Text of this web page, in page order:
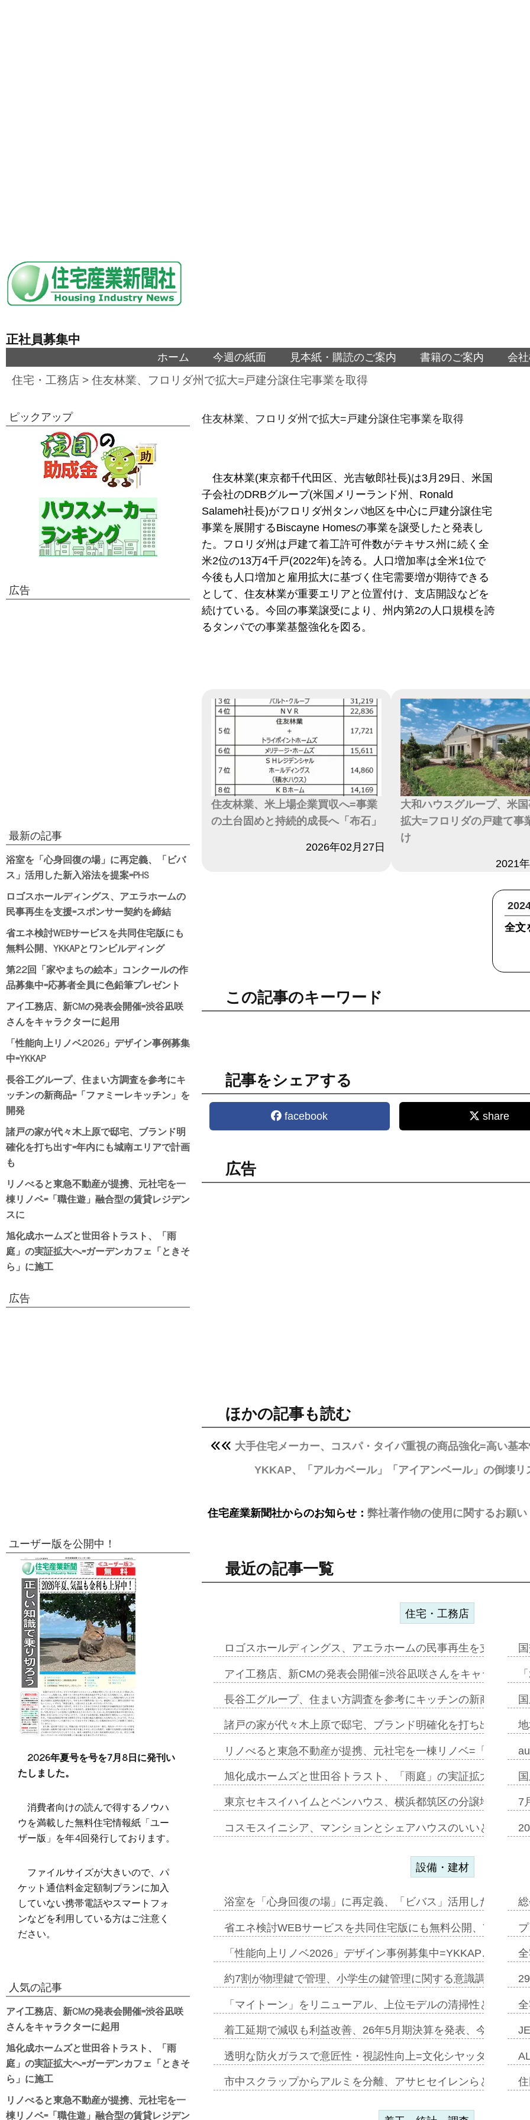
正社員募集中
ホーム 今週の紙面 見本紙・購読のご案内 書籍のご案内 会
住宅・工務店 > 住友林業、フロリダ州で拡大=戸建分譲住宅事業を取得
住友林業、フロリダ州で拡大=戸建分譲住宅事業を取得
住友林業(東京都千代田区、光吉敏郎社長)は3月29日、米国
子会社のDRBグループ(米国メリーランド州、Ronald
Salameh社長)がフロリダ州タンパ地区を中心に戸建分譲住宅
事業を展開するBiscayne Homesの事業を譲受したと発表し
た。フロリダ州は戸建て着工許可件数がテキサス州に続く全
米2位の13万4千戸(2022年)を誇る。人口増加率は全米1位で
今後も人口増加と雇用拡大に基づく住宅需要増が期待できる
として、住友林業が重要エリアと位置付け、支店開設などを
続けている。今回の事業譲受により、州内第2の人口規模を誇
るタンパでの事業基盤強化を図る。
住友林業、米上場企業買収へ=事業
の土台固めと持続的成長へ「布石」
2026年02月27日
大和ハウスグループ、米
拡大=フロリダの戸建て事
け
2021
全文
この記事のキーワード
記事をシェアする
facebook share
広告
ほかの記事も読む
大手住宅メーカー、コスパ・タイパ重視の商品強化=高い基
YKKAP、「アルカベール」「アイアンベール」の倒壊
住宅産業新聞社からのお知らせ： 弊社著作物の使用に関するお願い
最近の記事一覧
住宅・工務店
ロゴスホールディングス、アエラホームの民事再生を支援=ス
アイ工務店、新CMの発表会開催=渋谷凪咲さんをキャラクタ
長谷工グループ、住まい方調査を参考にキッチンの新商品=「
諸戸の家が代々木上原で邸宅、ブランド明確化を打ち出す=年
リノべると東急不動産が提携、元社宅を一棟リノベ=「職住遊
旭化成ホームズと世田谷トラスト、「雨庭」の実証拡大へ=ガ
東京セキスイハイムとベンハウス、横浜都筑区の分譲地開発で
コスモスイニシア、マンションとシェアハウスのいいとこどり
7
設備・建材
浴室を「心身回復の場」に再定義、「ビバス」活用した新入浴
省エネ検討WEBサービスを共同住宅版にも無料公開、YKKAP
「性能向上リノベ2026」デザイン事例募集中=YKKAP…
約7割が物理鍵で管理、小学生の鍵管理に関する意識調査
「マイトーン」をリニューアル、上位モデルの清掃性と安全
着工延期で減収も利益改善、26年5月期決算を発表、今期は増
透明な防火ガラスで意匠性・視認性向上=文化シヤッター…
市中スクラップからアルミを分離、アサヒセイレンらと協働開
ピックアップ
広告
最新の記事
浴室を「心身回復の場」に再定義、「ビバ
ス」活用した新入浴法を提案=PHS
ロゴスホールディングス、アエラホームの
民事再生を支援=スポンサー契約を締結
省エネ検討WEBサービスを共同住宅版にも
無料公開、YKKAPとワンビルディング
第22回「家やまちの絵本」コンクールの作
品募集中=応募者全員に色鉛筆プレゼント
アイ工務店、新CMの発表会開催=渋谷凪咲
さんをキャラクターに起用
「性能向上リノベ2026」デザイン事例募集
中=YKKAP
長谷工グループ、住まい方調査を参考にキ
ッチンの新商品=「ファミーレキッチン」を
開発
諸戸の家が代々木上原で邸宅、ブランド明
確化を打ち出す=年内にも城南エリアで計画
も
リノべると東急不動産が提携、元社宅を一
棟リノベ=「職住遊」融合型の賃貸レジデン
スに
旭化成ホームズと世田谷トラスト、「雨
庭」の実証拡大へ=ガーデンカフェ「ときそ
ら」に施工
広告
ユーザー版を公開中！
2026年夏号を号を7月8日に発刊い
たしました。
消費者向けの読んで得するノウハ
ウを満載した無料住宅情報紙「ユー
ザー版」を年4回発行しております。
ファイルサイズが大きいので、パ
ケット通信料金定額制プランに加入
していない携帯電話やスマートフォ
ンなどを利用している方はご注意く
ださい。
人気の記事
アイ工務店、新CMの発表会開催=渋谷凪咲
さんをキャラクターに起用
旭化成ホームズと世田谷トラスト、「雨
庭」の実証拡大へ=ガーデンカフェ「ときそ
ら」に施工
リノべると東急不動産が提携、元社宅を一
棟リノベ=「職住遊」融合型の賃貸レジデン